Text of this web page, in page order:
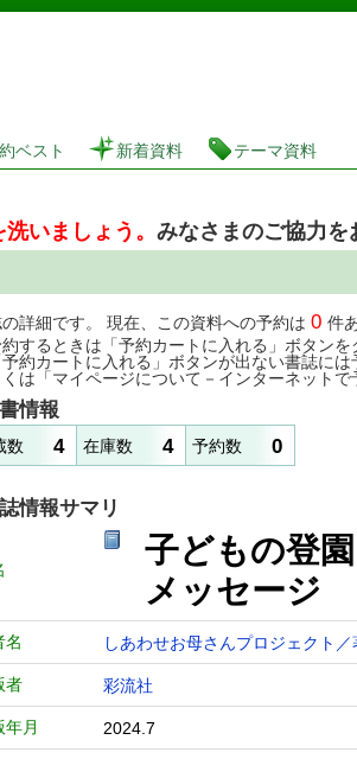
図書館 蔵書検索・予約システム
ベスト 新着資料 テーマ資料
いましょう。 みなさまのご協力を
詳細です。 現在、この資料への予約は 0 件
するときは「予約カートに入れる」ボタン
約カートに入れる」ボタンが出ない書誌には
は「マイページについて－インターネットで
情報
数 4 在庫数 4 予約数 0
情報サマリ
子どもの登
メッセージ
名 しあわせお母さんプロジェクト／
者 彩流社
年月 2024.7